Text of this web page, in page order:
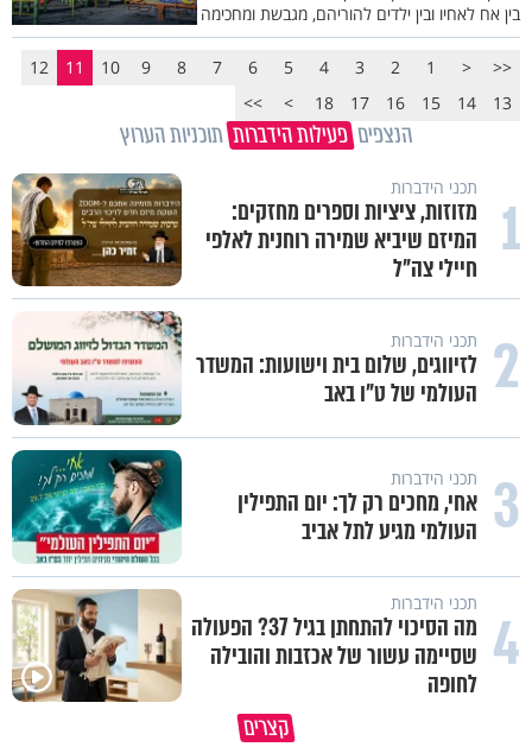
בין אח לאחיו ובין ילדים להוריהם, מגבשת ומחכימה
<<
<
1
2
3
4
5
6
7
8
9
10
11
12
13
14
15
16
17
18
>
>>
הנצפים פעילות הידברות תוכניות הערוץ
1 תכני הידברות
מזוזות, ציציות וספרים מחזקים:
המיזם שיביא שמירה רוחנית לאלפי
חיילי צה"ל
2 תכני הידברות
לזיווגים, שלום בית וישועות: המשדר
העולמי של ט"ו באב
3 תכני הידברות
אחי, מחכים רק לך: יום התפילין
העולמי מגיע לתל אביב
4 תכני הידברות
מה הסיכוי להתחתן בגיל 37? הפעולה
שסיימה עשור של אכזבות והובילה
לחופה
קצרים
כל קושי שחווית היה ניסיון לרומם
פגיעה עצמית וחרדות – איך
את זה? זוגיות במבחן, הפעם עם